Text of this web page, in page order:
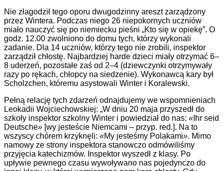
Nie złagodził tego oporu dwugodzinny areszt zarządzony
przez Wintera. Podczas niego 26 niepokornych uczniów
miało nauczyć się po niemiecku pieśni „Kto się w opiekę”. O
godz. 12.00 zwolniono do domu tych, którzy wykonali
zadanie. Dla 14 uczniów, którzy tego nie zrobili, inspektor
zarządził chłostę. Najbardziej harde dzieci miały otrzymać 6–
8 uderzeń, pozostałe zaś od 2–4 (dziewczynki otrzymywały
razy po rękach, chłopcy na siedzenie). Wykonawcą kary był
Scholzchen, któremu asystowali Winter i Koralewski.
Pełną relację tych zdarzeń odnajdujemy we wspomnieniach
Leokadii Wojciechowskiej: „W dniu 20 maja przyszedł do
szkoły inspektor szkolny Winter i powiedział do nas: « Ihr seid
Deutsche» [wy jesteście Niemcami – przyp. red.]. Na to
wszyscy chórem krzyknęli: «My jesteśmy Polakami». Mimo
namowy ze strony inspektora stanowczo odmówiliśmy
przyjęcia katechizmów. Inspektor wyszedł z klasy. Po
upływie pewnego czasu wywoływano nas pojedynczo do